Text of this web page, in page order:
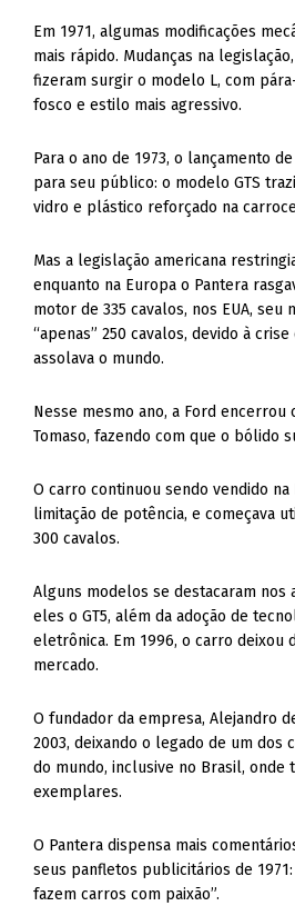
Em 1971, algumas modificações
mais rápido. Mudanças na
fizeram surgir o modelo L, com
fosco e estilo mais agressivo.
Para o ano de 1973, o lançamento
para seu público: o modelo GTS
vidro e plástico reforçado na
Mas a legislação americana
enquanto na Europa o Pantera
motor de 335 cavalos, nos EUA, seu
“apenas” 250 cavalos, devido à
assolava o mundo.
Nesse mesmo ano, a Ford encerrou
Tomaso, fazendo com que o bólido
O carro continuou sendo vendido na
limitação de potência, e começava
300 cavalos.
Alguns modelos se destacaram nos
eles o GT5, além da adoção de
eletrônica. Em 1996, o carro deixou
mercado.
O fundador da empresa, Alejandro
2003, deixando o legado de um dos
do mundo, inclusive no Brasil, onde
exemplares.
O Pantera dispensa mais
seus panfletos publicitários de
fazem carros com paixão”.